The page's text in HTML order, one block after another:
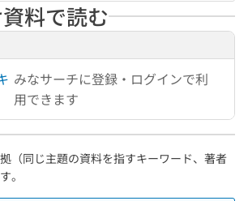
料で読む
みなサーチに登録・ログインで利
用できます
（同じ主題の資料を指すキーワード、著者
。